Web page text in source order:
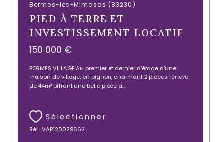
Bormes-les-Mimosas (83230)
PIED À TERRE ET
INVESTISSEMENT LOCATIF
150 000 €
BORMES VILLAGE Au premier et dernier d'étage d'une
maison de village, en pignon, charmant 2 pièces rénové
de 44m² offrant une belle pièce à...
Sélectionner
Réf : VAP120029662